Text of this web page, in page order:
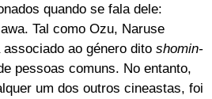
quando se fala dele:
Tal como Ozu, Naruse
ao género dito shomin-
pessoas comuns. No entanto,
um dos outros cineastas, foi